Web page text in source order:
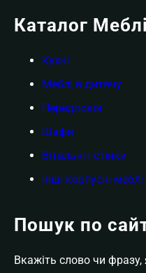
Каталог
Кухні
Меблі в дитячу
Передпокої
Шафи
Вітальні і стінки
Інші корпусні меблі
Пошук по
Вкажіть слово чи